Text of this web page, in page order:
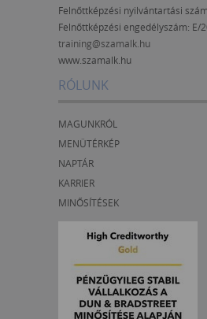
Felnőttképzési nyilvántartási
Felnőttképzési engedélyszám: E/
training@szamalk.hu
www.szamalk.hu
RÓLUNK
MAGUNKRÓL
MENÜTÉRKÉP
NAPTÁR
KARRIER
MINŐSÍTÉSEK